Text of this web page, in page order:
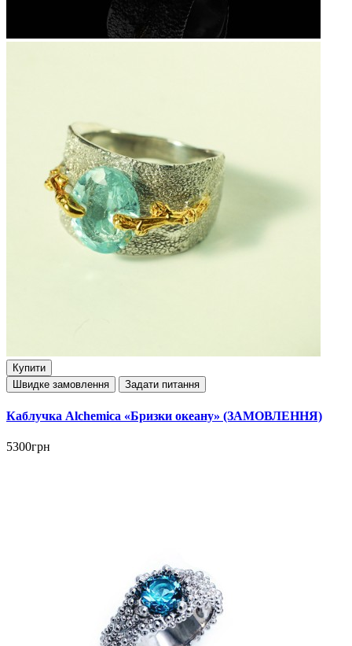
Купити
Швидке замовлення
Задати питання
Каблучка Alchemica «Бризки океану» (ЗАМОВЛЕННЯ)
5300грн